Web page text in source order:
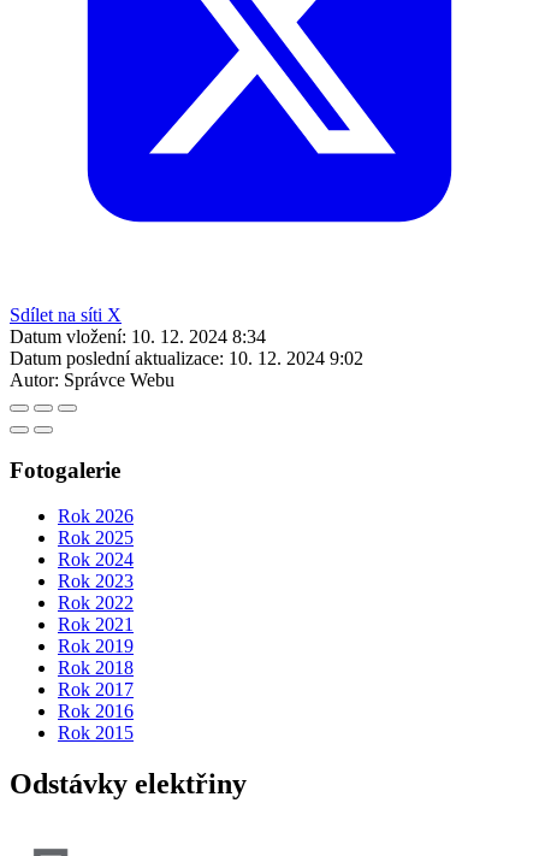
Sdílet na síti X
Datum vložení: 10. 12. 2024 8:34
Datum poslední aktualizace: 10. 12. 2024 9:02
Autor: Správce Webu
Fotogalerie
Rok 2026
Rok 2025
Rok 2024
Rok 2023
Rok 2022
Rok 2021
Rok 2019
Rok 2018
Rok 2017
Rok 2016
Rok 2015
Odstávky elektřiny